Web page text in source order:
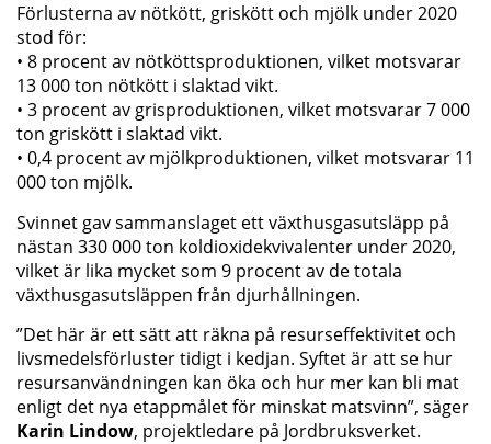
Förlusterna av nötkött, griskött och mjölk under 2020
stod för:
• 8 procent av nötköttsproduktionen, vilket motsvarar
13 000 ton nötkött i slaktad vikt.
• 3 procent av grisproduktionen, vilket motsvarar 7 000
ton griskött i slaktad vikt.
• 0,4 procent av mjölkproduktionen, vilket motsvarar 11
000 ton mjölk.
Svinnet gav sammanslaget ett växthusgasutsläpp på
nästan 330 000 ton koldioxidekvivalenter under 2020,
vilket är lika mycket som 9 procent av de totala
växthusgasutsläppen från djurhållningen.
”Det här är ett sätt att räkna på resurseffektivitet och
livsmedelsförluster tidigt i kedjan. Syftet är att se hur
resursanvändningen kan öka och hur mer kan bli mat
enligt det nya etappmålet för minskat matsvinn”, säger
Karin Lindow, projektledare på Jordbruksverket.